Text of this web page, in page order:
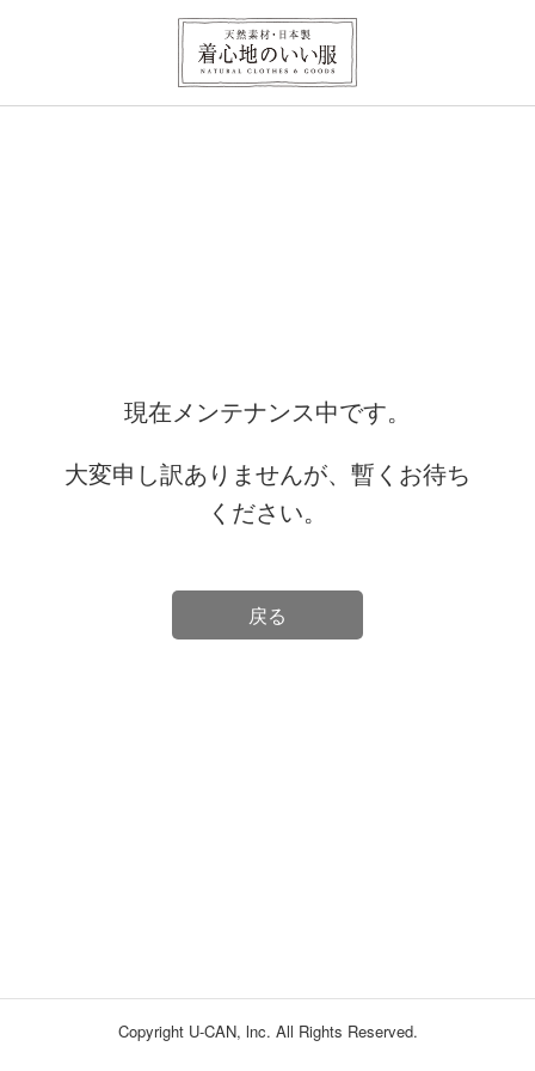
現在メンテナンス中です。
大変申し訳ありませんが、暫くお待ち
ください。
戻る
Copyright U-CAN, lnc. All Rights Reserved.